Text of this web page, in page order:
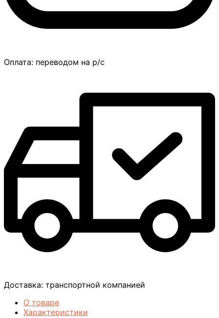
Оплата: переводом на р/с
Доставка: транспортной компанией
О товаре
Характеристики